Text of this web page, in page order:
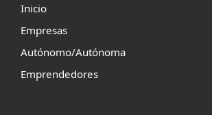
Inicio
Empresas
Autónomo/Autónoma
Emprendedores